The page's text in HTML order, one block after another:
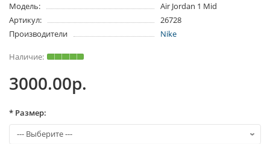
Модель:
Air Jordan 1 Mid
Артикул:
26728
Производители
Nike
3000.00р.
* Размер: